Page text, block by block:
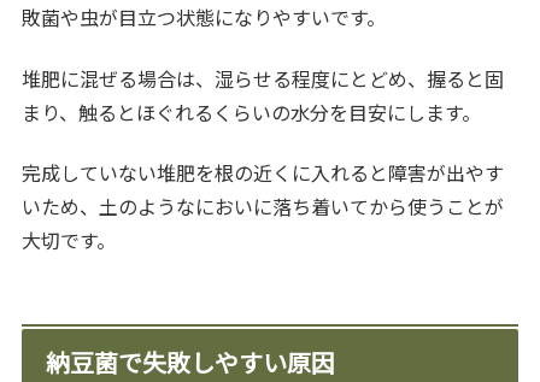
敗菌や虫が目立つ状態になりやすいです。
堆肥に混ぜる場合は、湿らせる程度にとどめ、握ると固
まり、触るとほぐれるくらいの水分を目安にします。
完成していない堆肥を根の近くに入れると障害が出やす
いため、土のようなにおいに落ち着いてから使うことが
大切です。
納豆菌で失敗しやすい原因